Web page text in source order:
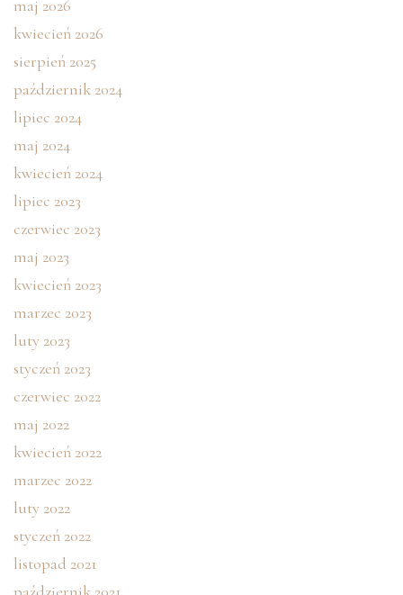
maj 2026
kwiecień 2026
sierpień 2025
październik 2024
lipiec 2024
maj 2024
kwiecień 2024
lipiec 2023
czerwiec 2023
maj 2023
kwiecień 2023
marzec 2023
luty 2023
styczeń 2023
czerwiec 2022
maj 2022
kwiecień 2022
marzec 2022
luty 2022
styczeń 2022
listopad 2021